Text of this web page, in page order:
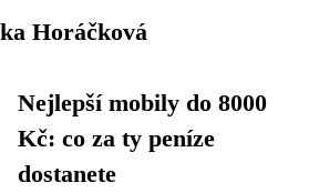
Horáčková
Nejlepší mobily do 8000
Kč: co za ty peníze
dostanete